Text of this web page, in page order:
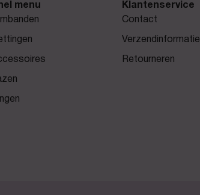
menu
Klantenservice
Contact
Verzendinformatie
Retourneren